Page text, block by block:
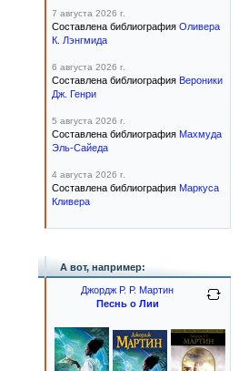
7 августа 2026 г.
Составлена библиография Оливера
К. Лэнгмида
6 августа 2026 г.
Составлена библиография Вероники
Дж. Генри
5 августа 2026 г.
Составлена библиография Махмуда
Эль-Сайеда
4 августа 2026 г.
Составлена библиография Маркуса
Кливера
А вот, например:
Джордж Р. Р. Мартин
Песнь о Лии